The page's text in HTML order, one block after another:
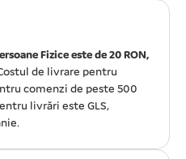
Fizice este de 20 RON,
de livrare pentru
comenzi de peste 500
livrări este GLS,